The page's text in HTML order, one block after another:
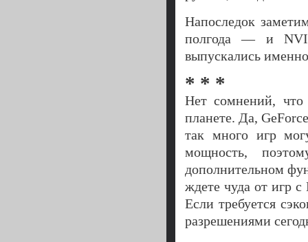
Напоследок
полгода — и
выпускались
* * *
Нет сомнений,
планете. Да,
так много игр
мощность,
дополнительном
ждете чуда от игр с
Если требуется
разрешениями